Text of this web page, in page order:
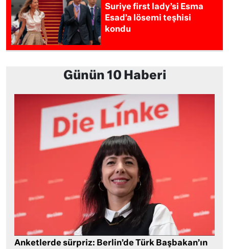
Suriye first lady’si Esma
Esad’a lösemi teşhisi
kondu
Günün 10 Haberi
Anketlerde sürpriz: Berlin’de Türk Başbakan’ın